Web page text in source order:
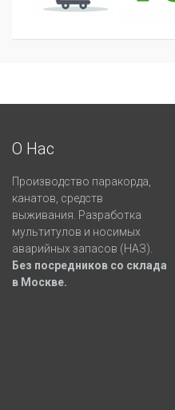
О Нас
Производство паракорда,
канатов, средств
выживания. Разработка
мультитулов и носимых
аварийных запасов (НАЗ).
Без посредников со склада
в Москве.